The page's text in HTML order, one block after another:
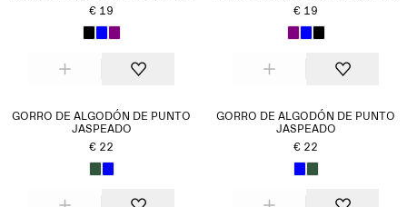
€ 19
€ 19
GORRO DE ALGODÓN DE PUNTO
JASPEADO
€ 22
GORRO DE ALGODÓN DE PUNTO
JASPEADO
€ 22